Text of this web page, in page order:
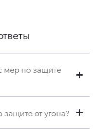
мер по защите
от угона?